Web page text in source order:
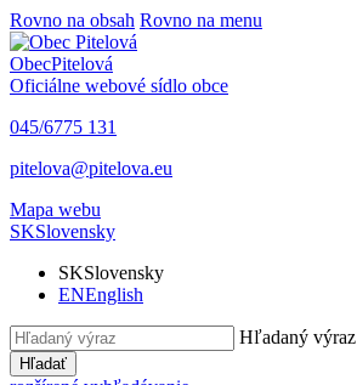
Rovno na obsah Rovno na menu
ObecPitelová
Oficiálne webové sídlo obce
045/6775 131
pitelova@pitelova.eu
Mapa webu
SKSlovensky
SKSlovensky
ENEnglish
Hľadaný výraz
Hľadať